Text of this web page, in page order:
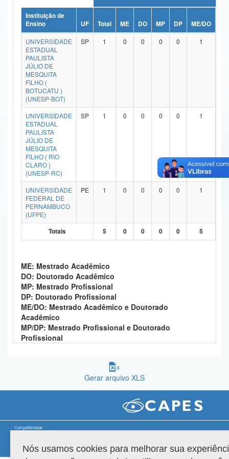
Ministério da Ciência, Tecnologia, Inovações e Comunicações
Ministério do Meio Ambiente
Ministério do Turismo
Ministério do Desenvolvimento Regional
Controladoria-Geral da União
Ministério da Mulher, da Família e dos Direitos Humanos
Secretaria-Geral
Secretaria de Governo
Gabinete de Segurança Institucional
Advocacia-Geral da União
Banco Central do Brasil
Instituição de
Ensino
UF Total ME DO MP DP ME/DO
UNIVERSIDADE
ESTADUAL
PAULISTA
JÚLIO DE
MESQUITA
FILHO (
BOTUCATU )
(UNESP-BOT)
SP 1 0 0 0 0 1
UNIVERSIDADE
ESTADUAL
PAULISTA
JÚLIO DE
MESQUITA
FILHO ( RIO
CLARO )
(UNESP-RC)
SP 1 0 0 0 0 1
UNIVERSIDADE
FEDERAL DE
PERNAMBUCO
(UFPE)
PE 1 0 0 0 0 1
Totais 5 0 0 0 0 5
ME: Mestrado Acadêmico
DO: Doutorado Acadêmico
MP: Mestrado Profissional
DP: Doutorado Profissional
ME/DO: Mestrado Acadêmico e Doutorado
Acadêmico
MP/DP: Mestrado Profissional e Doutorado
Profissional
Gerar arquivo XLS
Compatibilidade
Versão do sistema: 3.88.9 Copyright 2022 Capes. Todos os direitos reservados.
Nós usamos cookies para melhorar sua